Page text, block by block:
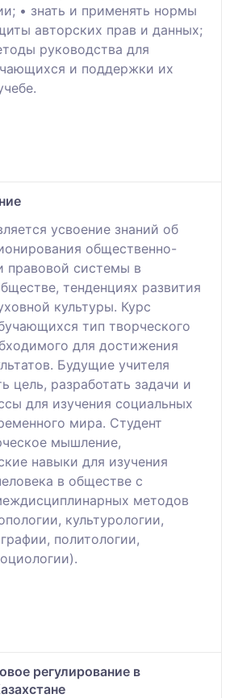
• знать и применять нормы
авторских прав и данных;
руководства для
и поддержки их
усвоение знаний об
общественно-
правовой системы в
тенденциях развития
культуры. Курс
тип творческого
для достижения
Будущие учителя
цель, разработать задачи и
для изучения социальных
мира. Студент
мышление,
навыки для изучения
в обществе с
методов
культурологии,
политологии,
регулирование в